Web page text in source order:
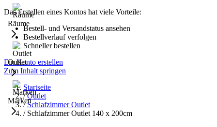
Räume
Outlet
Marken
Das Erstellen eines Kontos hat viele Vorteile:
Bestell- und Versandstatus ansehen
Bestellverlauf verfolgen
Schneller bestellen
Ein Konto erstellen
Zum Inhalt springen
Startseite
/ Outlet
/ Schlafzimmer Outlet
/ Schlafzimmer Outlet 140 x 200cm